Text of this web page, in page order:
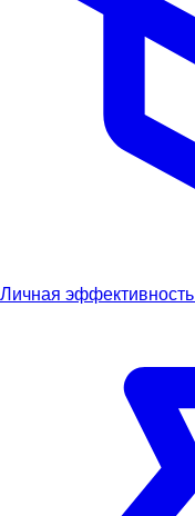
Личная эффективность